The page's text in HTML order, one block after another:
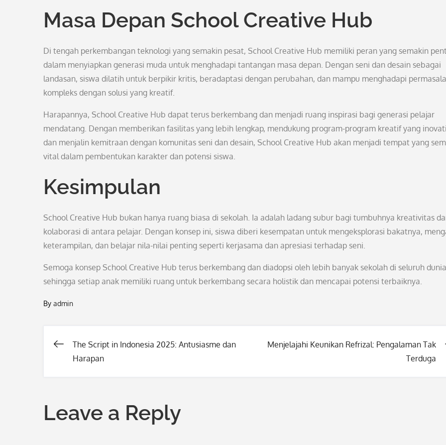
Masa Depan School Creative Hub
Di tengah perkembangan teknologi yang semakin pesat, School Creative Hub memiliki peran yang semakin
dalam menyiapkan generasi muda untuk menghadapi tantangan masa depan. Dengan seni dan desain sebagai
landasan, siswa dilatih untuk berpikir kritis, beradaptasi dengan perubahan, dan mampu menghadapi
kompleks dengan solusi yang kreatif.
Harapannya, School Creative Hub dapat terus berkembang dan menjadi ruang inspirasi bagi generasi pelajar
mendatang. Dengan memberikan fasilitas yang lebih lengkap, mendukung program-program kreatif yang
dan menjalin kemitraan dengan komunitas seni dan desain, School Creative Hub akan menjadi tempat yang
vital dalam pembentukan karakter dan potensi siswa.
Kesimpulan
School Creative Hub bukan hanya ruang biasa di sekolah. Ia adalah ladang subur bagi tumbuhnya kreativitas
kolaborasi di antara pelajar. Dengan konsep ini, siswa diberi kesempatan untuk mengeksplorasi bakatnya,
keterampilan, dan belajar nila-nilai penting seperti kerjasama dan apresiasi terhadap seni.
Semoga konsep School Creative Hub terus berkembang dan diadopsi oleh lebih banyak sekolah di seluruh
sehingga setiap anak memiliki ruang untuk berkembang secara holistik dan mencapai potensi terbaiknya.
By admin
Post
The Script in Indonesia 2025: Antusiasme dan
Harapan
Menjelajahi Keunikan Refrizal: Pengalaman Tak
Terduga
Leave a Reply